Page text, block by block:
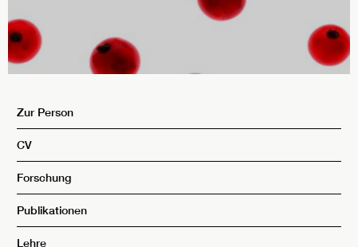
Zur Person
CV
Forschung
Publikationen
Lehre